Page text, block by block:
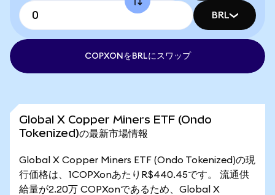
BRL
COPXONをBRLにスワップ
Global X Copper Miners ETF (Ondo
Tokenized)の最新市場情報
Global X Copper Miners ETF (Ondo Tokenized)の現
行価格は、1COPXonあたりR$440.45です。 流通供
給量が2.20万 COPXonであるため、Global X